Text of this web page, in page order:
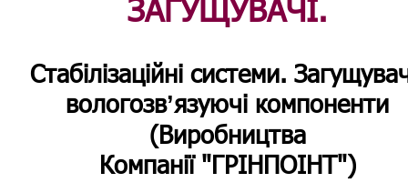
ЗАГУЩУВАЧІ.
Стабілізаційні системи.
вологозвʼязуючі компоненти
(Виробництва
Компанії "ГРІНПОІНТ")